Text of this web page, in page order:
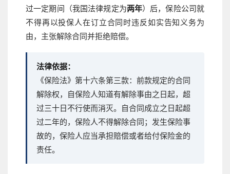
过一定期间（我国法律规定为两年）后，保险公司就
不得再以投保人在订立合同时违反如实告知义务为
由，主张解除合同并拒绝赔偿。
法律依据：
《保险法》第十六条第三款：前款规定的合同
解除权，自保险人知道有解除事由之日起，超
过三十日不行使而消灭。自合同成立之日起超
过二年的，保险人不得解除合同；发生保险事
故的，保险人应当承担赔偿或者给付保险金的
责任。